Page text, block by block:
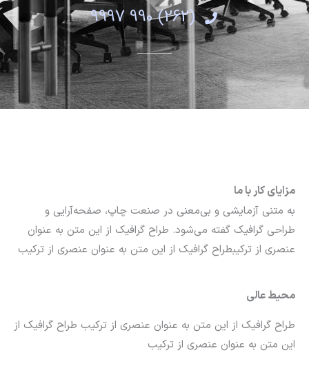
(262) 990 9997
مزایای کار با ما​
به متنی آزمایشی و بی‌معنی در صنعت چاپ، صفحه‌آرایی و
طراحی گرافیک گفته می‌شود. طراح گرافیک از این متن به عنوان
عنصری از ترکیبطراح گرافیک از این متن به عنوان عنصری از ترکیب
محیط عالی
طراح گرافیک از این متن به عنوان عنصری از ترکیب طراح گرافیک از
این متن به عنوان عنصری از ترکیب